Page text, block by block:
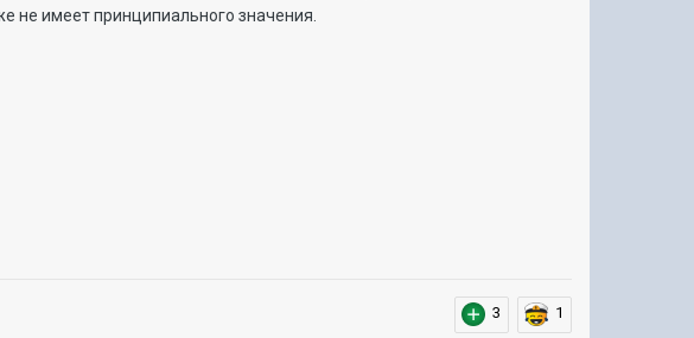
не имеет принципиального значения.
3 1